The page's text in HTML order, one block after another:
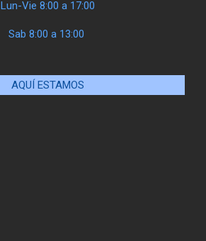
Lun-Vie 8:00 a 17:00
Sab 8:00 a 13:00
AQUÍ ESTAMOS